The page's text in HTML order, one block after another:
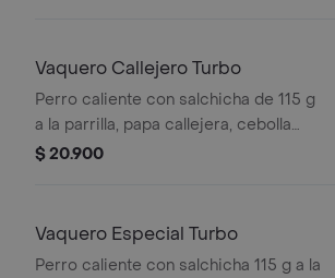
Vaquero Callejero Turbo
Perro caliente con salchicha de 115 g
a la parrilla, papa callejera, cebolla
picada, salsa blanca, salsa de tomate
$ 20.900
Vaquero Especial Turbo
Perro caliente con salchicha 115 g a la